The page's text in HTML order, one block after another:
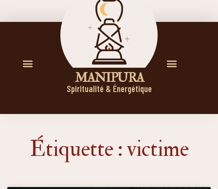
M A N I P U R A
Spiritualité & Énergétique
Étiquette : victime